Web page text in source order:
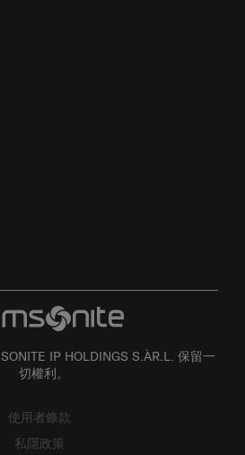
IP HOLDINGS S.ÀR.L. 保留一
切權利。
使用者條款
私隱政策